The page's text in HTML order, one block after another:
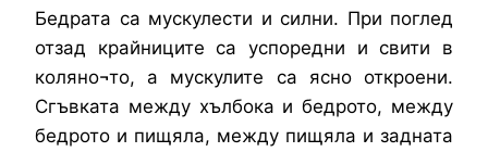
Бедрата са мускулести и силни. При поглед
отзад крайниците са успоредни и свити в
коляно¬то, а мускулите са ясно откроени.
Сгъвката между хълбока и бедрото, между
бедрото и пищяла, между пищяла и задната